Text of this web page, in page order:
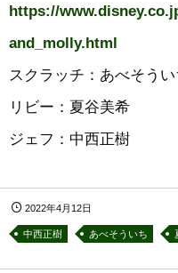
https://
and_molly.html
スクラッチ：あべそうい
リビー：夏谷美希
ジェフ：中西正樹
2022年4月12日
中西正樹 あべそういち